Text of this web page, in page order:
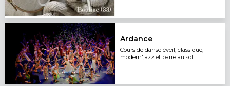
Ardance
Cours de danse éveil, classique,
modern'jazz et barre au sol